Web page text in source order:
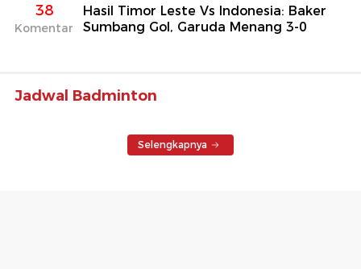
38
Komentar
Hasil Timor Leste Vs Indonesia: Baker
Sumbang Gol, Garuda Menang 3-0
Jadwal Badminton
Selengkapnya